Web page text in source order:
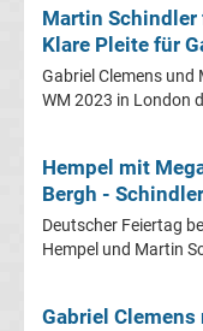
Tabelle
Süper
Martin
Klare Pleite für
Gabriel Clemens und
WM 2023 in London
Hempel mit
Bergh -
Deutscher Feiertag
Hempel und Martin
Gabriel